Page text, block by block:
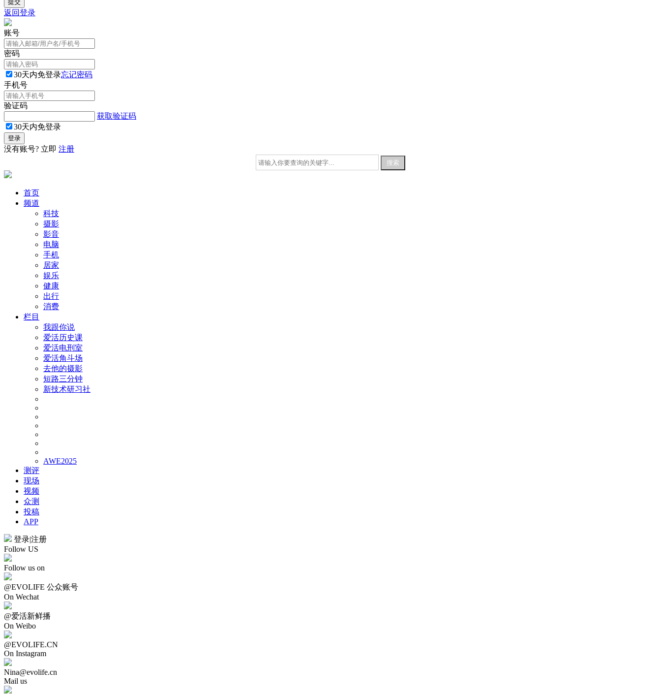
返回登录
账号
密码
30天内免登录忘记密码
手机号
验证码
获取验证码
30天内免登录
没有账号? 立即 注册
首页
频道
科技
摄影
影音
电脑
手机
居家
娱乐
健康
出行
消费
栏目
我跟你说
爱活历史课
爱活电刑室
爱活角斗场
去他的摄影
短路三分钟
新技术研习社
AWE2025
测评
现场
视频
众测
投稿
APP
登录|注册
Follow US
Follow us on
@EVOLIFE 公众账号
On Wechat
@爱活新鲜播
On Weibo
@EVOLIFE.CN
On Instagram
Nina@evolife.cn
Mail us